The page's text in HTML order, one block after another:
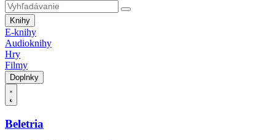
Knihy
E-knihy
Audioknihy
Hry
Filmy
Doplnky
Beletria